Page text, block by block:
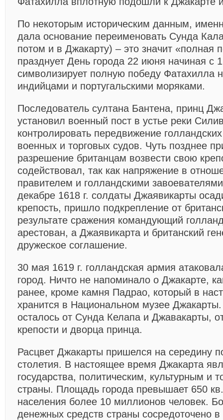
По некоторым историческим данным,
дала основание переименовать Сунда
потом и в Джакарту) – это значит «полная
празднует День города 22 июня начиная с
символизирует полную победу Фатахилла
индийцами и португальскими моряками.
Последователь султана Бантена, принц
установил военный пост в устье реки
контролировать передвижение
военных и торговых судов. Чуть позднее
разрешение британцам возвести свою
содействовал, так как напряжение в
правителем и голландскими
декабре 1618 г. солдаты Джаявикарты
крепость, пришло подкрепление от
результате сражения командующий
арестован, а Джаявикарта и британский
дружеское соглашение.
30 мая 1619 г. голландская армия
город. Ничто не напоминало о Джакарте,
ранее, кроме камня Падрао, который в
хранится в Национальном музее
осталось от Сунда Келапа и Джавакарты,
крепости и дворца принца.
Расцвет Джакарты пришелся на середину
столетия. В настоящее время Джакарта
государства, политическим, культурным и
страны. Площадь города превышает 650
населения более 10 миллионов человек.
денежных средств страны сосредоточено